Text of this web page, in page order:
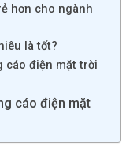
hơn cho ngành
là tốt?
cáo điện mặt trời
cáo điện mặt